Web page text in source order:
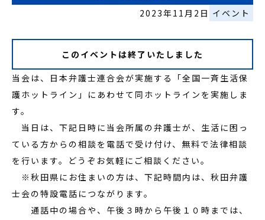
2023年11月2日 イベント
このイベントは終了いたしました
当会は、日本弁護士連合会が実施する「全国一斉生活保
護ホットライン」にあわせて同ホットラインを実施しま
す。
当日は、下記日時に当会所属の弁護士が、生活に困っ
ている方からの相談を電話で受け付け、無料で法律相談
を行います。どうぞお気軽にご相談ください。
※秋田県にお住まいの方は、下記時間内は、秋田弁護
士会の特設電話につながります。
通話中の場合や、午後３時から午後１０時までは、